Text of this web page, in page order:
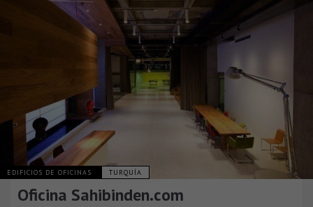
EDIFICIOS DE OFICINAS TURQUÍA
Oficina Sahibinden.com